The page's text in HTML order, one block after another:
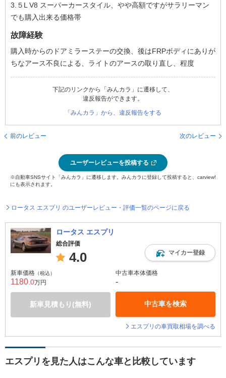
3.５L V8 スーパーカースタイル、やや高額ですがサラリーマン
でも購入出来る価格帯
故障経験
購入時からのドアミラーステーの交換、後はFRPボディにありが
ちなアース不良による、ライトのアースの取り直し、程度
下記のリンクから「みんカラ」に遷移して、
違反報告ができます。
「みんカラ」から、違反報告をする
前のレビュー 次のレビュー
ユーザーレビューを投稿する
※自動車SNSサイト「みんカラ」に遷移します。みんカラに登録して投稿すると、carview!
にも表示されます。
ロータス エスプリ のユーザーレビュー・評価一覧のページに戻る
ロータス エスプリ
総合評価
4.0 マイカー登録
新車価格 （税込）
1180 .0万円
新車見積もり(無料)
中古車本体価格
-
中古車を検索
エスプリの車買取相場を調べる
エスプリを見た人はこんな車と比較しています